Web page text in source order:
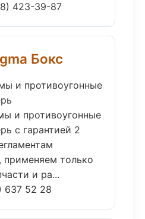
423-39-87
Бокс
и противоугонные
и противоугонные
с гарантией 2
применяем только
и ра...
637 52 28